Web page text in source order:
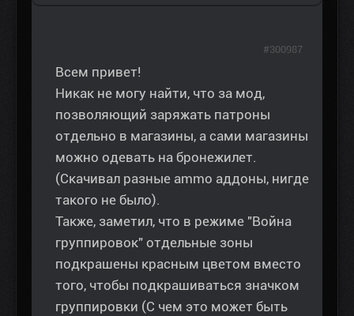
Всем привет!
Никак не могу найти, что за мод,
позволяющий заряжать патроны
отдельно в магазины, а сами магазины
можно одевать на бронежилет.
(Скачивал разные ammo аддоны, нигде
такого не было).
Также, заметил, что в режиме "Война
группировок" отдельные зоны
подкрашены красным цветом вместо
того, чтобы подкрашиваться значком
группировки (С чем это может быть
#300987